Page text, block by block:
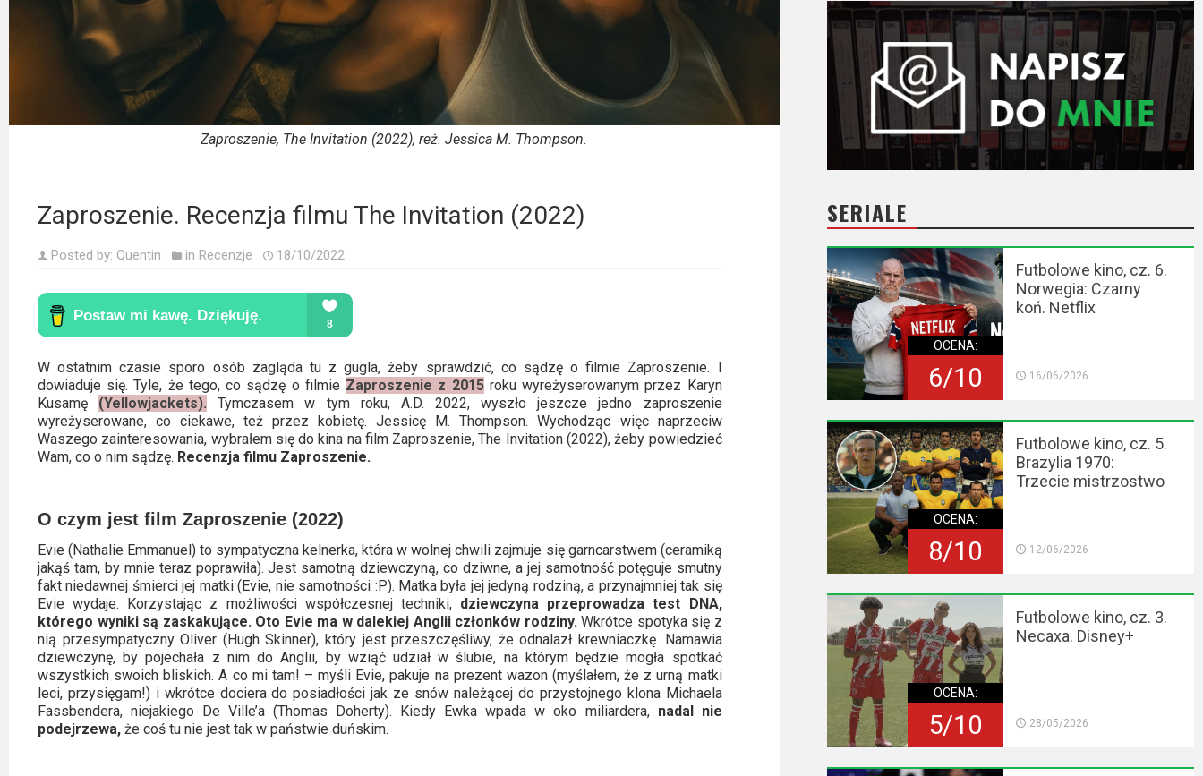
polskie
Komedie
Południowa
oparte
na
faktach
Thrillery
Streaming
Amazon
Prime
Video
Apple
+
Disney+
HBO
Max
Netflix
Sky
Showtime
Zaproszenie, The Invitation (2022), reż. Jessica M. Thompson.
Zaproszenie. Recenzja filmu The Invitation (2022)
Posted by: Quentin in Recenzje 18/10/2022
W ostatnim czasie sporo osób zagląda tu z gugla, żeby sprawdzić, co sądzę o filmie Zaproszenie. I
dowiaduje się. Tyle, że tego, co sądzę o filmie Zaproszenie z 2015roku wyreżyserowanym przez Karyn
Kusamę (Yellowjackets). Tymczasem w tym roku, A.D. 2022, wyszło jeszcze jedno zaproszenie
wyreżyserowane, co ciekawe, też przez kobietę. Jessicę M. Thompson. Wychodząc więc naprzeciw
Waszego zainteresowania, wybrałem się do kina na film Zaproszenie, The Invitation (2022), żeby powiedzieć
Wam, co o nim sądzę. Recenzja filmu Zaproszenie.
O czym jest film Zaproszenie (2022)
Evie (Nathalie Emmanuel) to sympatyczna kelnerka, która w wolnej chwili zajmuje się garncarstwem (ceramiką
jakąś tam, by mnie teraz poprawiła). Jest samotną dziewczyną, co dziwne, a jej samotność potęguje smutny
fakt niedawnej śmierci jej matki (Evie, nie samotności :P). Matka była jej jedyną rodziną, a przynajmniej tak się
Evie wydaje. Korzystając z możliwości współczesnej techniki, dziewczyna przeprowadza test DNA,
którego wyniki są zaskakujące. Oto Evie ma w dalekiej Anglii członków rodziny.Wkrótce spotyka się z
nią przesympatyczny Oliver (Hugh Skinner), który jest przeszczęśliwy, że odnalazł krewniaczkę. Namawia
dziewczynę, by pojechała z nim do Anglii, by wziąć udział w ślubie, na którym będzie mogła spotkać
wszystkich swoich bliskich. A co mi tam! – myśli Evie, pakuje na prezent wazon (myślałem, że z urną matki
leci, przysięgam!) i wkrótce dociera do posiadłości jak ze snów należącej do przystojnego klona Michaela
Fassbendera, niejakiego De Ville’a (Thomas Doherty). Kiedy Ewka wpada w oko miliardera, nadal nie
podejrzewa, że coś tu nie jest tak w państwie duńskim.
SERIALE
OCENA:
6/10
Futbolowe kino, cz. 6.
Norwegia: Czarny
koń. Netflix
16/06/2026
OCENA:
8/10
Futbolowe kino, cz. 5.
Brazylia 1970:
Trzecie mistrzostwo
12/06/2026
OCENA:
5/10
Futbolowe kino, cz. 3.
Necaxa. Disney+
28/05/2026